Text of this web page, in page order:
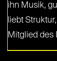
ihn Musik,
liebt
Mitglied des